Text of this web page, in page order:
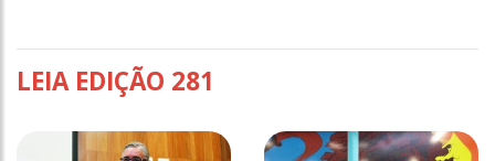
LEIA EDIÇÃO 281